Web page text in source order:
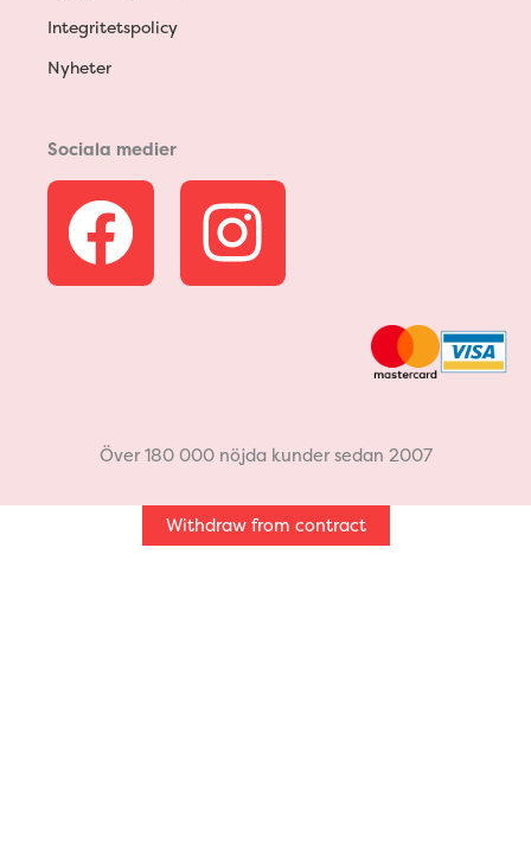
Integritetspolicy
Nyheter
Sociala medier
F
a
b
o
I
n
a
g
Över 180 000 nöjda kunder sedan 2007
Withdraw from contract